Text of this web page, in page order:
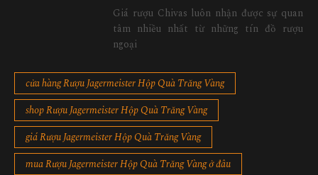
Giá rượu Chivas luôn nhận được sự quan
tâm nhiều nhất từ những tín đồ rượu
ngoại
cửa hàng Rượu Jagermeister Hộp Quà Trăng Vàng
shop Rượu Jagermeister Hộp Quà Trăng Vàng
giá Rượu Jagermeister Hộp Quà Trăng Vàng
mua Rượu Jagermeister Hộp Quà Trăng Vàng ở đâu